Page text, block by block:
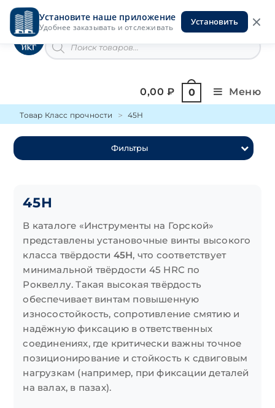
Установите наше приложение
Удобнее заказывать и отслеживать
Установить
Перейти
содержимомуИнструменты на Горской
товаров
0,00₽ 0 Меню
Товар Класс прочности 45Н
Фильтры
45Н
В каталоге «Инструменты на Горской»
представлены установочные винты высокого
класса твёрдости 45H, что соответствует
минимальной твёрдости 45 HRC по
Роквеллу. Такая высокая твёрдость
обеспечивает винтам повышенную
износостойкость, сопротивление смятию и
надёжную фиксацию в ответственных
соединениях, где критически важны точное
позиционирование и стойкость к сдвиговым
нагрузкам (например, при фиксации деталей
на валах, в пазах).